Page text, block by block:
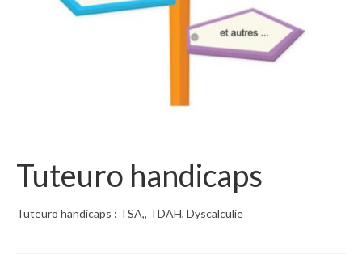
Tuteuro handicaps
Tuteuro handicaps : TSA,, TDAH, Dyscalculie